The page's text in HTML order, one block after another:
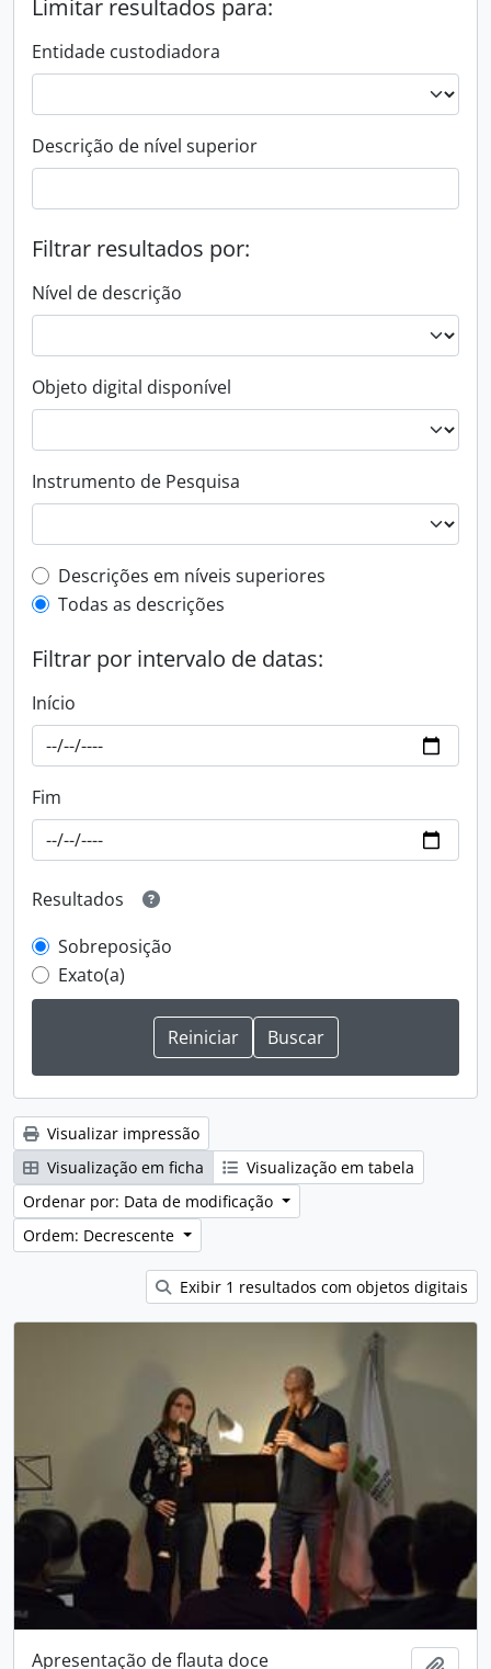
Limitar resultados para:
Entidade custodiadora
Descrição de nível superior
Filtrar resultados por:
Nível de descrição
Objeto digital disponível
Instrumento de Pesquisa
Filtro de descrição de nível superior
Descrições em níveis superiores
Todas as descrições
Filtrar por intervalo de datas:
Início
Fim
Resultados
Sobreposição
Exato(a)
Visualizar impressão
Visualização em ficha
Visualização em tabela
Ordenar por: Data de modificação
Ordem: Decrescente
Exibir 1 resultados com objetos digitais
Apresentação de flauta doce